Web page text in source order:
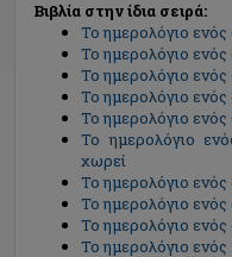
Βιβλία στην ίδια σειρά:
Το ημερολόγιο ενός
Το ημερολόγιο ενός
Το ημερολόγιο
Το ημερολόγιο
Το ημερολόγιο
Το ημερολόγιο
χωρεί
Το ημερολόγιο
Το ημερολόγιο
Το ημερολόγιο
Το ημερολόγιο